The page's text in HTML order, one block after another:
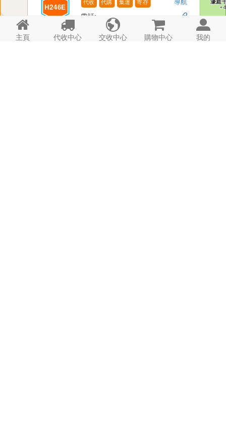

主頁

代收中心

交收中心

購物中心

我的
H246E
金利達E櫃
代收 代購 集運 寄存
導航
時間: 24hrs